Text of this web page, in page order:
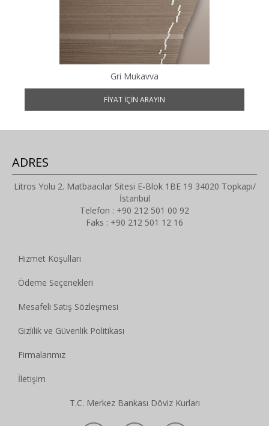
Gri Mukavva
FIYAT IÇIN ARAYIN
ADRES
Litros Yolu 2. Matbaacılar Sitesi E-Blok 1BE 19 34020 Topkapı/
İstanbul
Telefon : +90 212 501 00 92
Faks : +90 212 501 12 16
Hizmet Koşulları
Ödeme Seçenekleri
Mesafeli Satış Sözleşmesi
Gizlilik ve Güvenlik Politikası
Firmalarımız
İletişim
T.C. Merkez Bankası Döviz Kurları